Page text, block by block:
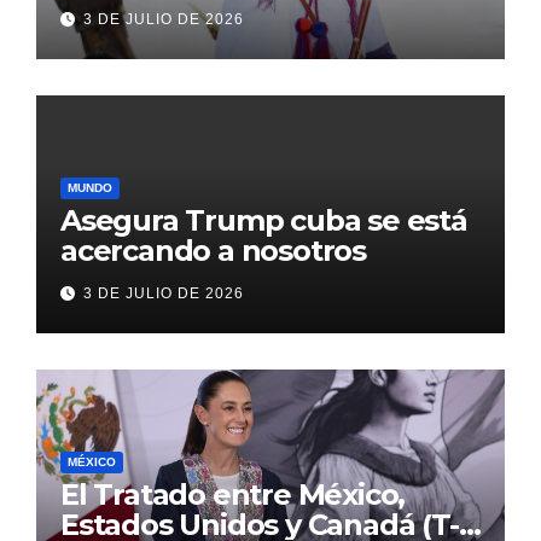
con inversión histórica
3 DE JULIO DE 2026
MUNDO
Asegura Trump cuba se está
acercando a nosotros
3 DE JULIO DE 2026
MÉXICO
El Tratado entre México,
Estados Unidos y Canadá (T-